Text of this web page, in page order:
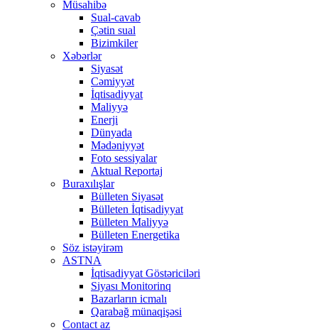
Müsahibə
Sual-cavab
Çətin sual
Bizimkiler
Xəbərlər
Siyasət
Cəmiyyət
İqtisadiyyat
Maliyyə
Enerji
Dünyada
Mədəniyyət
Foto sessiyalar
Aktual Reportaj
Buraxılışlar
Bülleten Siyasət
Bülleten İqtisadiyyat
Bülleten Maliyyə
Bülleten Energetika
Söz istəyirəm
ASTNA
İqtisadiyyat Göstəriciləri
Siyası Monitorinq
Bazarların icmalı
Qarabağ münaqişəsi
Contact az